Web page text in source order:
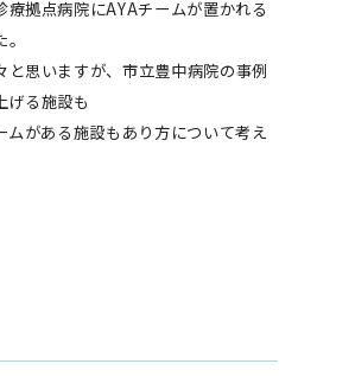
療拠点病院にAYAチームが置かれる
と思いますが、市立豊中病院の事例
げる施設も
ムがある施設もあり方について考え